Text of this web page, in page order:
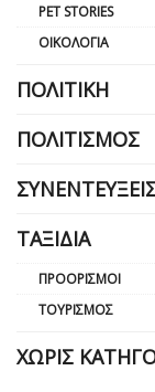
PET STORIES
ΟΙΚΟΛΟΓΊΑ
ΠΟΛΙΤΙΚΉ
ΠΟΛΙΤΙΣΜΌΣ
ΤΑΞΊΔΙΑ
ΠΡΟΟΡΙΣΜΟΊ
ΤΟΥΡΙΣΜΌΣ
ΧΩΡΊΣ